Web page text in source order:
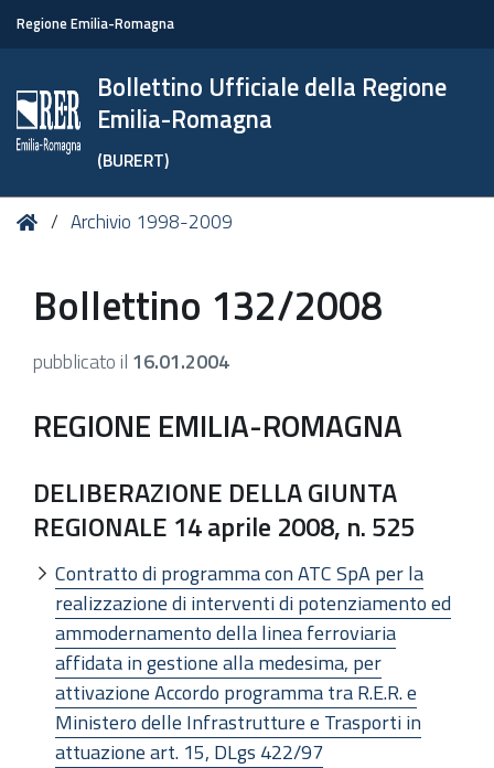
Regione Emilia-Romagna
Bollettino Ufficiale della Regione
Emilia-Romagna
(BURERT)
Tu HomeArchivio 1998-2009
Bollettino 132/2008
pubblicato il 16.01.2004
REGIONE EMILIA-ROMAGNA
DELIBERAZIONE DELLA GIUNTA
REGIONALE 14 aprile 2008, n. 525
Contratto di programma con ATC SpA per la
realizzazione di interventi di potenziamento ed
ammodernamento della linea ferroviaria
affidata in gestione alla medesima, per
attivazione Accordo programma tra R.E.R. e
Ministero delle Infrastrutture e Trasporti in
attuazione art. 15, DLgs 422/97